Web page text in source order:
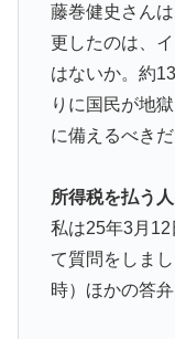
韓国の24時間
て文明的なん
があったんだ
▶
韓国人「日本
アジア人と同
か？」
藤巻健史さん
更したのは、
はないか。約
りに国民が地
に備えるべき
所得税を払う
私は25年3月
て質問をしま
時）ほかの答